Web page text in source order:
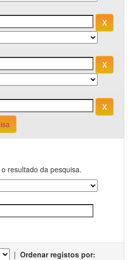
resultado da pesquisa.
| Ordenar registos por: